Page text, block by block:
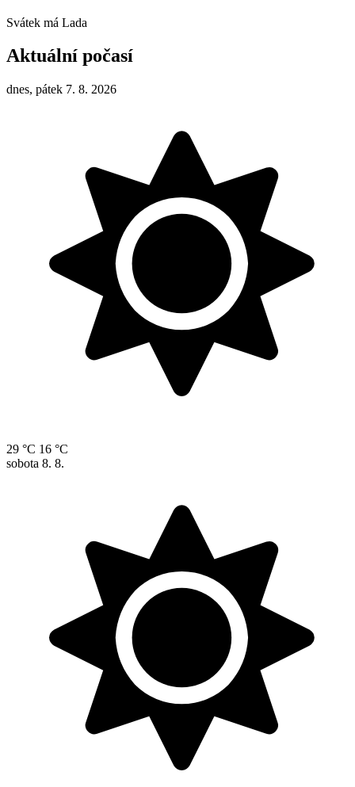
Svátek má Lada
Aktuální počasí
dnes, pátek 7. 8. 2026
29 °C 16 °C
sobota 8. 8.